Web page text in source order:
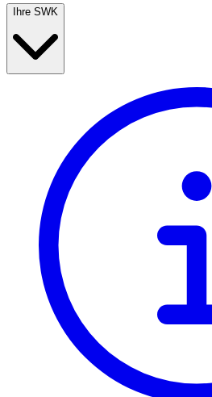
Ihre SWK